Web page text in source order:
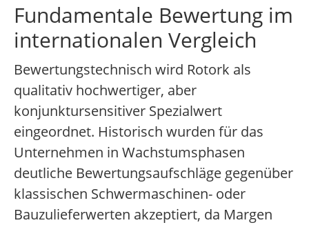
Fundamentale Bewertung im
internationalen Vergleich
Bewertungstechnisch wird Rotork als
qualitativ hochwertiger, aber
konjunktursensitiver Spezialwert
eingeordnet. Historisch wurden für das
Unternehmen in Wachstumsphasen
deutliche Bewertungsaufschläge gegenüber
klassischen Schwermaschinen- oder
Bauzulieferwerten akzeptiert, da Margen